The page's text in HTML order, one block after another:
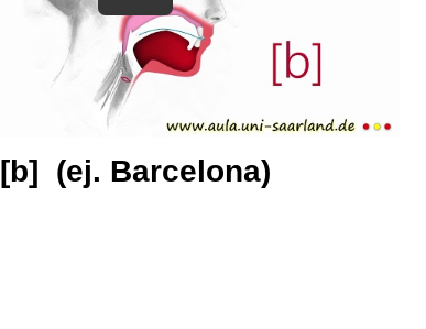
[b] (ej. Barcelona)